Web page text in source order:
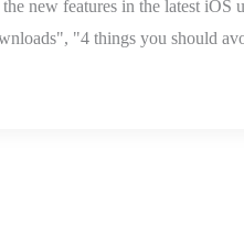
new features in the latest iOS
"4 things you should